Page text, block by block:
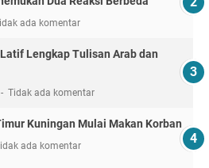
ada komentar
Lengkap Tulisan Arab dan
Tidak ada komentar
Kuningan Mulai Makan Korban
ada komentar